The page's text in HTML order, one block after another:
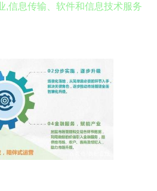
,信息传输、软件和信息技术服务